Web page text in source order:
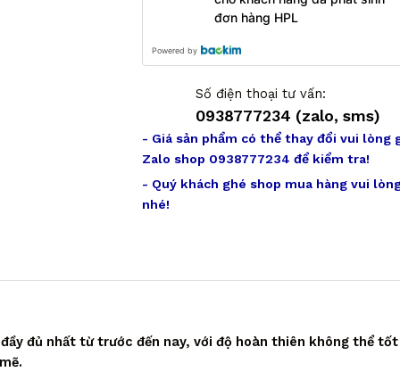
đơn hàng HPL
Powered by
Số điện thoại tư vấn:
0938777234 (zalo, sms)
- Giá sản phẩm có thể thay đổi vui lòng
Zalo shop 0938777234 để kiểm tra!
- Quý khách ghé shop mua hàng vui
nhé!
đủ nhất từ trước đến nay, với độ hoàn thiên không thể